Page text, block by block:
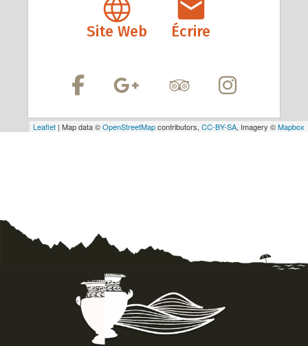
Leaflet | Map data ©OpenStreetMapcontributors, CC-BY-SA, Imagery ©Mapbox
Site Web Écrire